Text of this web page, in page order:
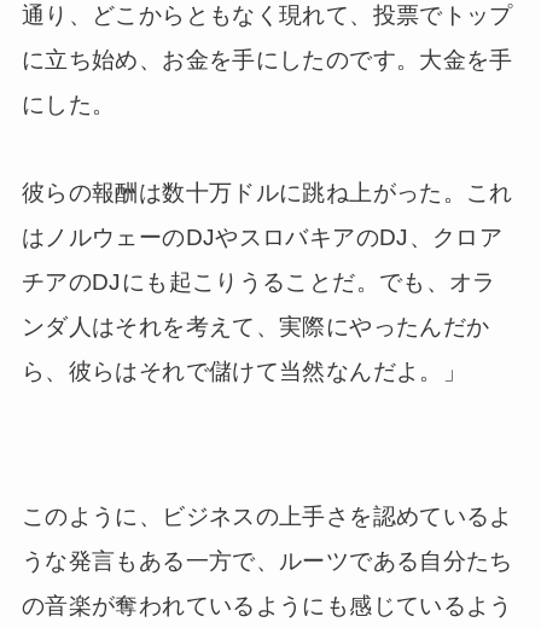
通り、どこからともなく現れて、投票でトップ
に立ち始め、お金を手にしたのです。大金を手
にした。
彼らの報酬は数十万ドルに跳ね上がった。これ
はノルウェーのDJやスロバキアのDJ、クロア
チアのDJにも起こりうることだ。でも、オラ
ンダ人はそれを考えて、実際にやったんだか
ら、彼らはそれで儲けて当然なんだよ。」
このように、ビジネスの上手さを認めているよ
うな発言もある一方で、ルーツである自分たち
の音楽が奪われているようにも感じているよう